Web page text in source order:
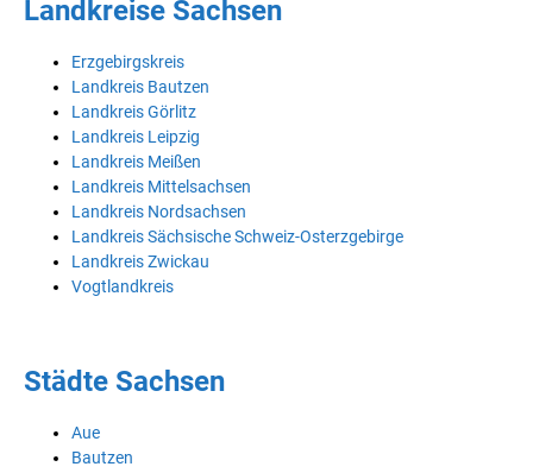
Landkreise Sachsen
Erzgebirgskreis
Landkreis Bautzen
Landkreis Görlitz
Landkreis Leipzig
Landkreis Meißen
Landkreis Mittelsachsen
Landkreis Nordsachsen
Landkreis Sächsische Schweiz-Osterzgebirge
Landkreis Zwickau
Vogtlandkreis
Städte Sachsen
Aue
Bautzen